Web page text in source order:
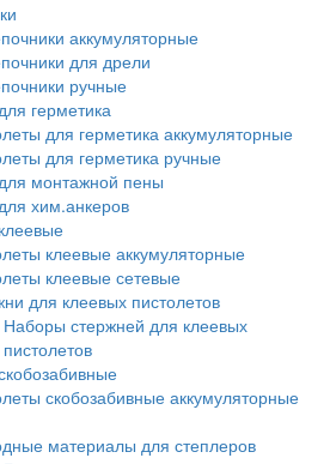
аккумуляторные
для дрели
ручные
герметика
для герметика аккумуляторные
для герметика ручные
монтажной пены
хим.анкеров
клеевые аккумуляторные
клеевые сетевые
для клеевых пистолетов
Наборы стержней для клеевых
пистолетов
скобозабивные аккумуляторные
материалы для степлеров